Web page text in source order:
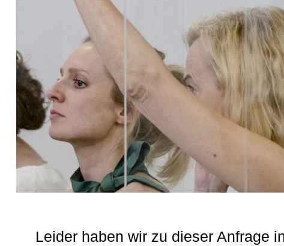
Leider haben wir zu dieser Anfrage